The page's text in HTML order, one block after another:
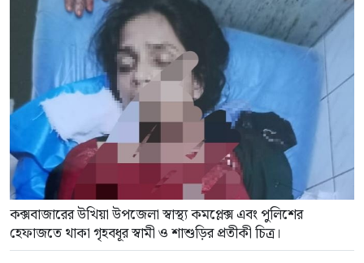
কক্সবাজারের উখিয়া উপজেলা স্বাস্থ্য কমপ্লেক্স এবং পুলিশের
হেফাজতে থাকা গৃহবধূর স্বামী ও শাশুড়ির প্রতীকী চিত্র।